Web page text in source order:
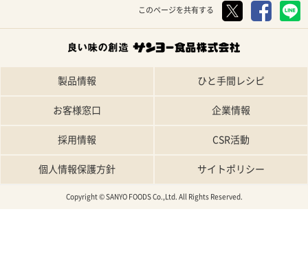
このページを共有する
製品情報 ひと手間レシピ
お客様窓口 企業情報
採用情報 CSR活動
個人情報保護方針 サイトポリシー
Copyright © SANYO FOODS Co.,Ltd. All Rights Reserved.